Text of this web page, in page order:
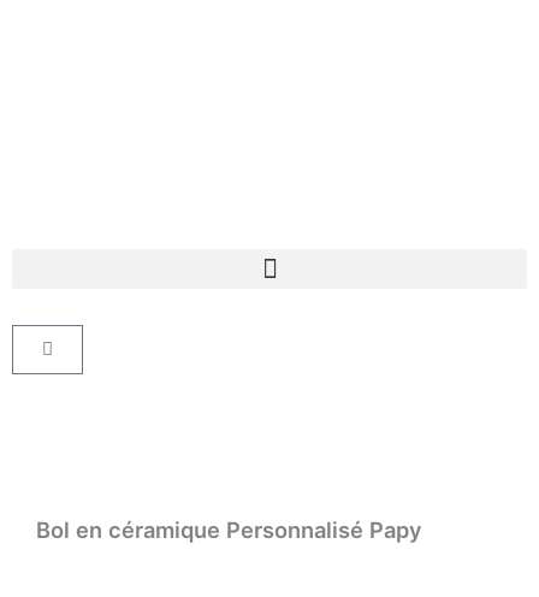
Panier
Bol en céramique Personnalisé Papy